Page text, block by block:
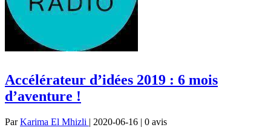
Accélérateur d’idées 2019 : 6 mois
d’aventure !
ParKarima El Mhizli | 2020-06-16 | 0 avis